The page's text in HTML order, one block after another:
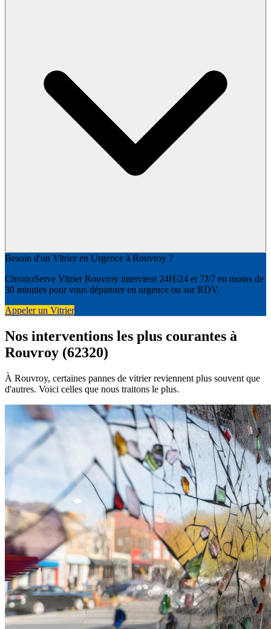
Besoin d'un Vitrier en Urgence à Rouvroy ?
ChronoServe Vitrier Rouvroy intervient 24H/24 et 7J/7 en moins de
30 minutes pour vous dépanner en urgence ou sur RDV.
Appeler un Vitrier
Nos interventions les plus courantes à
Rouvroy (62320)
À Rouvroy, certaines pannes de vitrier reviennent plus souvent que
d'autres. Voici celles que nous traitons le plus.